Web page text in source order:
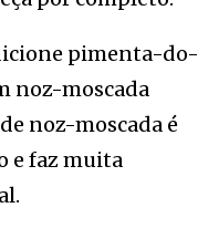
pimenta-do-
noz-moscada
noz-moscada é
e faz muita